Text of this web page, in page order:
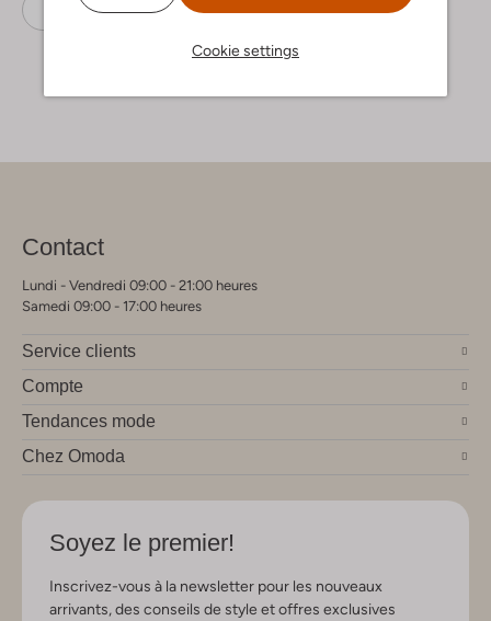
Cookie settings
Sac bandoulière Guess Look en cuir
Contact
Lundi - Vendredi 09:00 - 21:00 heures
Samedi 09:00 - 17:00 heures
Service clients
Compte
Tendances mode
Chez Omoda
Soyez le premier!
Inscrivez-vous à la newsletter pour les nouveaux
arrivants, des conseils de style et offres exclusives